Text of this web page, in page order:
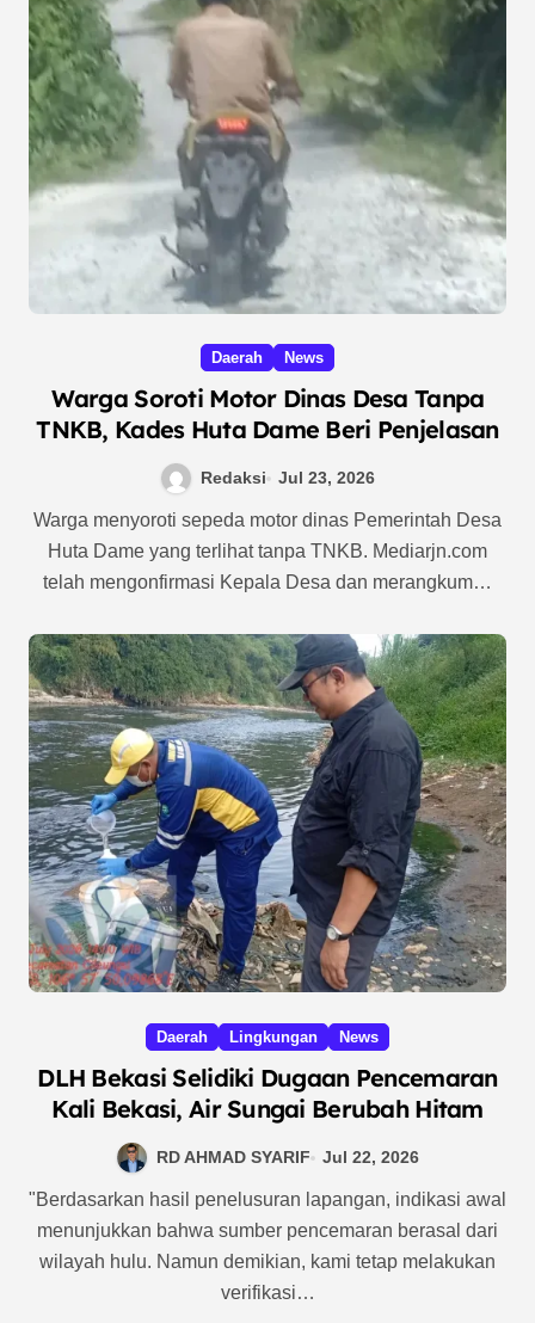
Daerah News
Warga Soroti Motor Dinas Desa Tanpa
TNKB, Kades Huta Dame Beri Penjelasan
Redaksi Jul 23, 2026
Warga menyoroti sepeda motor dinas Pemerintah Desa
Huta Dame yang terlihat tanpa TNKB. Mediarjn.com
telah mengonfirmasi Kepala Desa dan merangkum…
Daerah Lingkungan News
DLH Bekasi Selidiki Dugaan Pencemaran
Kali Bekasi, Air Sungai Berubah Hitam
RD AHMAD SYARIF Jul 22, 2026
"Berdasarkan hasil penelusuran lapangan, indikasi awal
menunjukkan bahwa sumber pencemaran berasal dari
wilayah hulu. Namun demikian, kami tetap melakukan
verifikasi…